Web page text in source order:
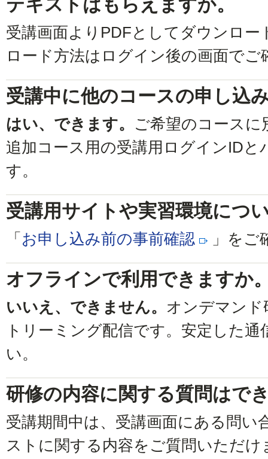
テキストはもらえますか。
受講画面よりPDFとしてダウンロ
ロード方法はログイン後の画面でご
受講中に他のコースの申し込
はい、できます。 ご希望のコース
追加コース用の受講用ログインIDと
す。
受講用サイトや実習環境につ
「 お申し込み前の事前確認 」をご
オフラインで利用できますか
いいえ、できません。 オンデマンド
トリーミング配信です。安定した
い。
研修の内容に関する質問はで
受講期間中は、受講画面にある問い
ストに関する内容をご質問いただけ